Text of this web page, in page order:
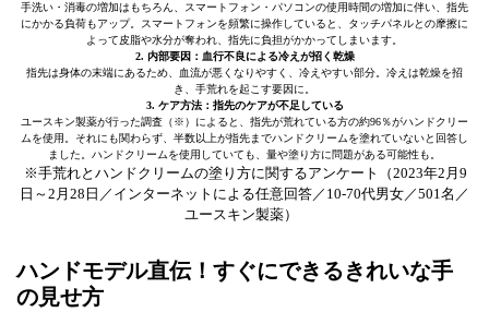
手洗い・消毒の増加はもちろん、スマートフォン・パソコンの使用時間の増加に伴い、指先
にかかる負荷もアップ。スマートフォンを頻繁に操作していると、タッチパネルとの摩擦に
よって皮脂や水分が奪われ、指先に負担がかかってしまいます。
2. 内部要因：血行不良による冷えが招く乾燥
指先は身体の末端にあるため、血流が悪くなりやすく、冷えやすい部分。冷えは乾燥を招
き、手荒れを起こす要因に。
3. ケア方法： 指先のケアが不足している
ユースキン製薬が行った調査（※）によると、指先が荒れている方の約96％がハンドクリー
ムを使用。それにも関わらず、半数以上が指先までハンドクリームを塗れていないと回答し
ました。ハンドクリームを使用していても、量や塗り方に問題がある可能性も。
※手荒れとハンドクリームの塗り方に関するアンケート（2023年2月9
日～2月28日／インターネットによる任意回答／10-70代男女／501名／
ユースキン製薬）
ハンドモデル直伝！すぐにできるきれいな手
の見せ方